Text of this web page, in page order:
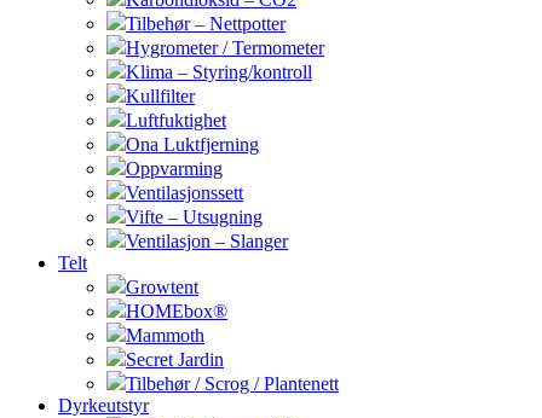
Tilbehør – Nettpotter
Hygrometer / Termometer
Klima – Styring/kontroll
Kullfilter
Luftfuktighet
Ona Luktfjerning
Oppvarming
Ventilasjonssett
Vifte – Utsugning
Ventilasjon – Slanger
Telt
Growtent
HOMEbox®
Mammoth
Secret Jardin
Tilbehør / Scrog / Plantenett
Dyrkeutstyr